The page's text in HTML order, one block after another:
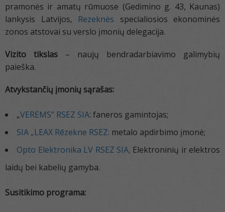
pramonės ir amatų rūmuose (Gedimino g. 43, Kaunas)
lankysis Latvijos, Rezeknės specialiosios ekonominės
zonos atstovai su verslo įmonių delegacija.
Vizito tikslas – naujų bendradarbiavimo galimybių
paieška.
Atvykstančių įmonių sąrašas:
„VEREMS” RSEZ SIA: faneros gamintojas;
SIA „LEAX Rēzekne RSEZ: metalo apdirbimo įmonė;
Opto Elektronika LV RSEZ SIA, Elektroninių ir elektros
laidų bei kabelių gamyba.
Susitikimo programa: